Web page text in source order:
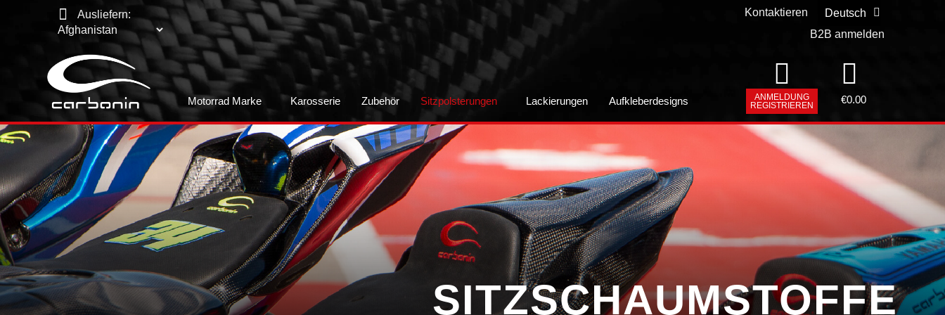
Ausliefern: Kontaktieren Deutsch
Slovenščina
B2B anmelden
Motorrad Marke Karosserie Zubehör Sitzpolsterungen Lackierungen Aufkleberdesigns
ANMELDUNG
REGISTRIEREN
€0.00
SITZSCHAUMSTOFFE